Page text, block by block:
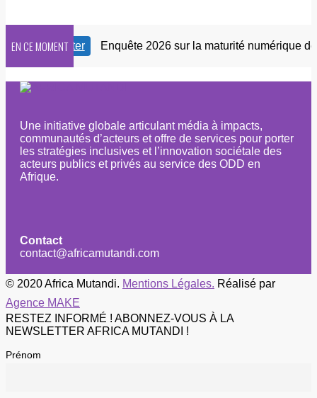
EN CE MOMENT
Newsletter Enquête 2026 sur la maturité numérique des
Une initiative globale articulant média à impacts,
communautés d’acteurs et offre de services pour porter
les stratégies inclusives et l’innovation sociétale des
acteurs publics et privés au service des ODD en
Afrique.
Contact
contact@africamutandi.com
© 2020 Africa Mutandi. Mentions Légales. Réalisé par
Agence MAKE
RESTEZ INFORMÉ ! ABONNEZ-VOUS À LA
NEWSLETTER AFRICA MUTANDI !
Prénom